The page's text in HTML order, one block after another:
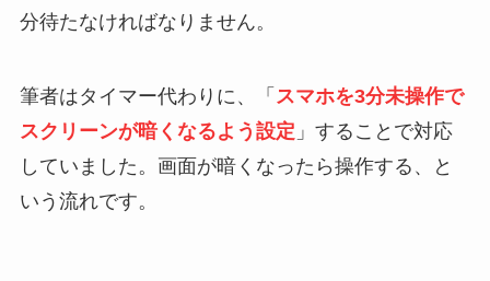
分待たなければなりません。
筆者はタイマー代わりに、「 スマホを3分未操作で
スクリーンが暗くなるよう設定 」することで対応
していました。画面が暗くなったら操作する、と
いう流れです。